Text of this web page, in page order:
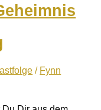
/ Fynn